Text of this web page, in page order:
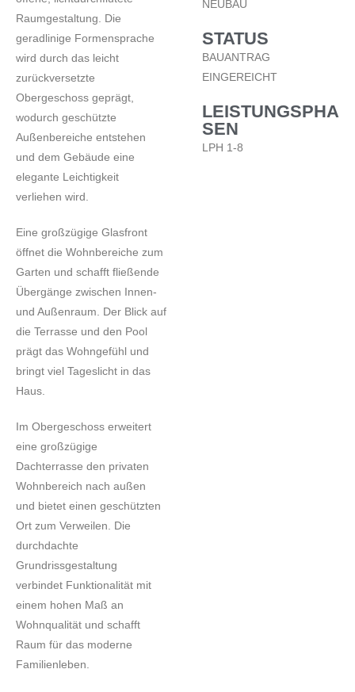
Raumgestaltung. Die
geradlinige Formensprache
wird durch das leicht
zurückversetzte
Obergeschoss geprägt,
wodurch geschützte
Außenbereiche entstehen
und dem Gebäude eine
elegante Leichtigkeit
verliehen wird.
Eine großzügige Glasfront
öffnet die Wohnbereiche zum
Garten und schafft fließende
Übergänge zwischen Innen-
und Außenraum. Der Blick auf
die Terrasse und den Pool
prägt das Wohngefühl und
bringt viel Tageslicht in das
Haus.
Im Obergeschoss erweitert
eine großzügige
Dachterrasse den privaten
Wohnbereich nach außen
und bietet einen geschützten
Ort zum Verweilen. Die
durchdachte
Grundrissgestaltung
verbindet Funktionalität mit
einem hohen Maß an
Wohnqualität und schafft
Raum für das moderne
Familienleben.
NEUBAU
STATUS
BAUANTRAG
EINGEREICHT
LEISTUNGSPHA
SEN
LPH 1-8